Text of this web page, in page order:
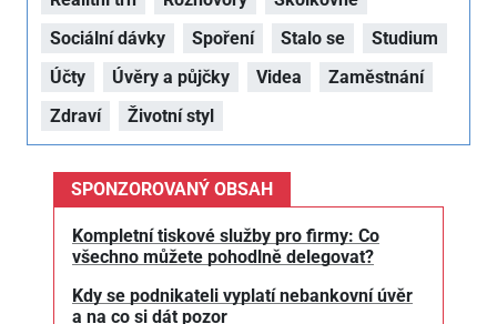
Sociální dávky
Spoření Stalo se
Studium
Účty
Úvěry a půjčky Videa
Zaměstnání
Zdraví
Životní styl
SPONZOROVANÝ OBSAH
Kompletní tiskové služby pro firmy: Co
všechno můžete pohodlně delegovat?
Kdy se podnikateli vyplatí nebankovní úvěr
a na co si dát pozor